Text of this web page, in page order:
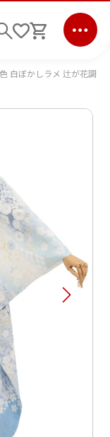
金
白ぼかしラメ 辻が花調